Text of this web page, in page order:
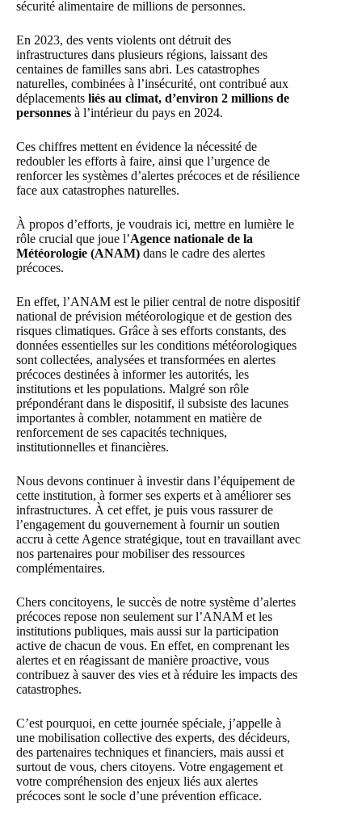
sécurité alimentaire de millions de personnes.
En 2023, des vents violents ont détruit des
infrastructures dans plusieurs régions, laissant des
centaines de familles sans abri. Les catastrophes
naturelles, combinées à l’insécurité, ont contribué aux
déplacements liés au climat, d’environ 2 millions de
personnes à l’intérieur du pays en 2024.
Ces chiffres mettent en évidence la nécessité de
redoubler les efforts à faire, ainsi que l’urgence de
renforcer les systèmes d’alertes précoces et de résilience
face aux catastrophes naturelles.
À propos d’efforts, je voudrais ici, mettre en lumière le
rôle crucial que joue l’Agence nationale de la
Météorologie (ANAM) dans le cadre des alertes
précoces.
En effet, l’ANAM est le pilier central de notre dispositif
national de prévision météorologique et de gestion des
risques climatiques. Grâce à ses efforts constants, des
données essentielles sur les conditions météorologiques
sont collectées, analysées et transformées en alertes
précoces destinées à informer les autorités, les
institutions et les populations. Malgré son rôle
prépondérant dans le dispositif, il subsiste des lacunes
importantes à combler, notamment en matière de
renforcement de ses capacités techniques,
institutionnelles et financières.
Nous devons continuer à investir dans l’équipement de
cette institution, à former ses experts et à améliorer ses
infrastructures. À cet effet, je puis vous rassurer de
l’engagement du gouvernement à fournir un soutien
accru à cette Agence stratégique, tout en travaillant avec
nos partenaires pour mobiliser des ressources
complémentaires.
Chers concitoyens, le succès de notre système d’alertes
précoces repose non seulement sur l’ANAM et les
institutions publiques, mais aussi sur la participation
active de chacun de vous. En effet, en comprenant les
alertes et en réagissant de manière proactive, vous
contribuez à sauver des vies et à réduire les impacts des
catastrophes.
C’est pourquoi, en cette journée spéciale, j’appelle à
une mobilisation collective des experts, des décideurs,
des partenaires techniques et financiers, mais aussi et
surtout de vous, chers citoyens. Votre engagement et
votre compréhension des enjeux liés aux alertes
précoces sont le socle d’une prévention efficace.